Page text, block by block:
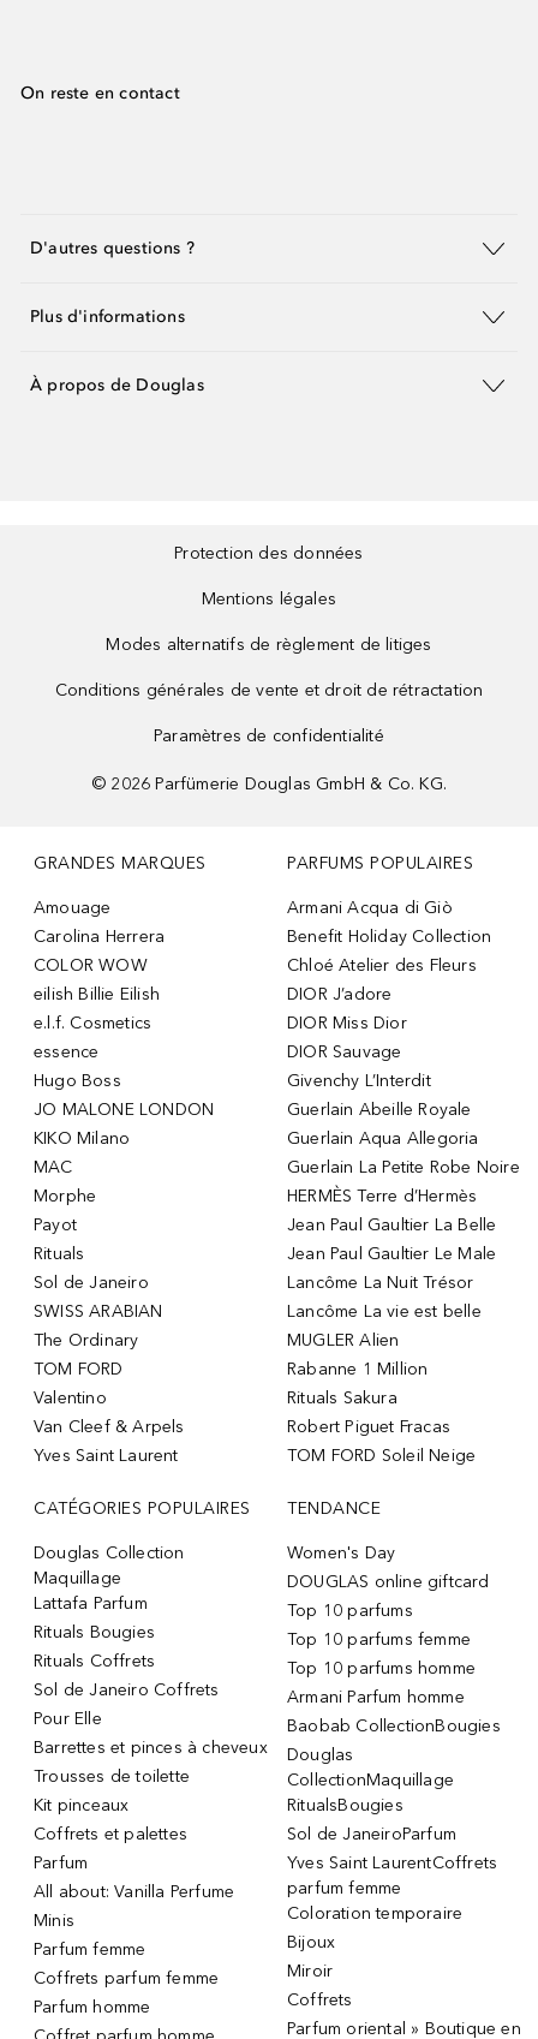
On reste en contact
D'autres questions ?
Plus d'informations
À propos de Douglas
Protection des données
Mentions légales
Modes alternatifs de règlement de litiges
Conditions générales de vente et droit de rétractation
Paramètres de confidentialité
© 2026 Parfümerie Douglas GmbH & Co. KG.
GRANDES MARQUES
Amouage
Carolina Herrera
COLOR WOW
eilish Billie Eilish
e.l.f. Cosmetics
essence
Hugo Boss
JO MALONE LONDON
KIKO Milano
MAC
Morphe
Payot
Rituals
Sol de Janeiro
SWISS ARABIAN
The Ordinary
TOM FORD
Valentino
Van Cleef & Arpels
Yves Saint Laurent
PARFUMS POPULAIRES
Armani Acqua di Giò
Benefit Holiday Collection
Chloé Atelier des Fleurs
DIOR J’adore
DIOR Miss Dior
DIOR Sauvage
Givenchy L’Interdit
Guerlain Abeille Royale
Guerlain Aqua Allegoria
Guerlain La Petite Robe Noire
HERMÈS Terre d’Hermès
Jean Paul Gaultier La Belle
Jean Paul Gaultier Le Male
Lancôme La Nuit Trésor
Lancôme La vie est belle
MUGLER Alien
Rabanne 1 Million
Rituals Sakura
Robert Piguet Fracas
TOM FORD Soleil Neige
CATÉGORIES POPULAIRES
Douglas Collection
Maquillage
Lattafa Parfum
Rituals Bougies
Rituals Coffrets
Sol de Janeiro Coffrets
Pour Elle
Barrettes et pinces à cheveux
Trousses de toilette
Kit pinceaux
Coffrets et palettes
Parfum
All about: Vanilla Perfume
Minis
Parfum femme
Coffrets parfum femme
Parfum homme
TENDANCE
Women's Day
DOUGLAS online giftcard
Top 10 parfums
Top 10 parfums femme
Top 10 parfums homme
Armani Parfum homme
Baobab CollectionBougies
Douglas
CollectionMaquillage
RitualsBougies
Sol de JaneiroParfum
Yves Saint LaurentCoffrets
parfum femme
Coloration temporaire
Bijoux
Miroir
Coffrets
Parfum oriental » Boutique en